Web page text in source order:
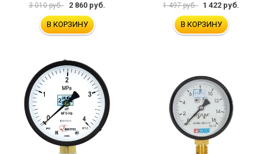
3 010 руб. 2 860 руб.
В КОРЗИНУ
1 497 руб. 1 422 руб.
В КОРЗИНУ